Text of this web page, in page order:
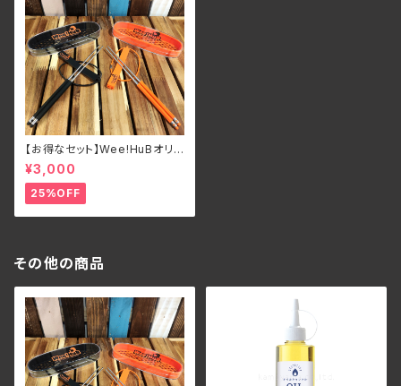
【お得なセット】Wee!HuBオリ
ジナル 一体型ステンレス マイ
箸 MOTECO ケース付き
¥3,000
25%OFF
その他の商品